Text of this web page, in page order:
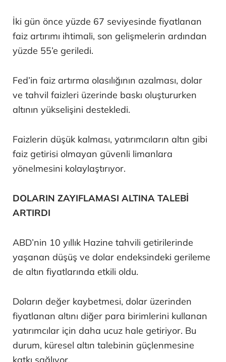
İki gün önce yüzde 67 seviyesinde fiyatlanan
faiz artırımı ihtimali, son gelişmelerin ardından
yüzde 55’e geriledi.
Fed’in faiz artırma olasılığının azalması, dolar
ve tahvil faizleri üzerinde baskı oluştururken
altının yükselişini destekledi.
Faizlerin düşük kalması, yatırımcıların altın gibi
faiz getirisi olmayan güvenli limanlara
yönelmesini kolaylaştırıyor.
DOLARIN ZAYIFLAMASI ALTINA TALEBİ
ARTIRDI
ABD’nin 10 yıllık Hazine tahvili getirilerinde
yaşanan düşüş ve dolar endeksindeki gerileme
de altın fiyatlarında etkili oldu.
Doların değer kaybetmesi, dolar üzerinden
fiyatlanan altını diğer para birimlerini kullanan
yatırımcılar için daha ucuz hale getiriyor. Bu
durum, küresel altın talebinin güçlenmesine